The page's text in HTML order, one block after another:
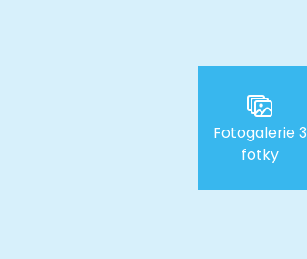
Fotogalerie 3
fotky